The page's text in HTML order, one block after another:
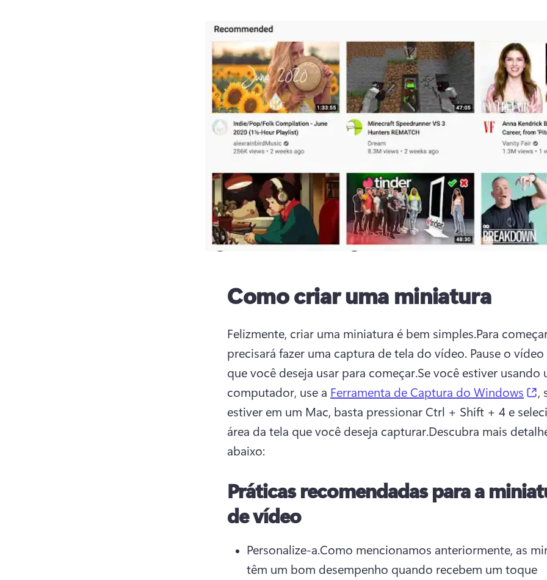
Como criar uma miniatura
Felizmente, criar uma miniatura é bem simples.Para
precisará fazer uma captura de tela do vídeo. Pause o vídeo
que você deseja usar para começar.Se você estiver usando
computador, use a Ferramenta de Captura do Windows
,
estiver em um Mac, basta pressionar Ctrl + Shift + 4 e
área da tela que você deseja capturar.Descubra mais
abaixo:
Práticas recomendadas para a
de vídeo
Personalize-a.Como mencionamos anteriormente, as
têm um bom desempenho quando recebem um toque